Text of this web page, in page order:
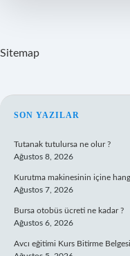
Sitemap
SIDEBAR
SON YAZILAR
Tutanak tutulursa ne olur ?
Ağustos 8, 2026
Kurutma makinesinin içine
Ağustos 7, 2026
Bursa otobüs ücreti ne kadar ?
Ağustos 6, 2026
Avcı eğitimi Kurs Bitirme